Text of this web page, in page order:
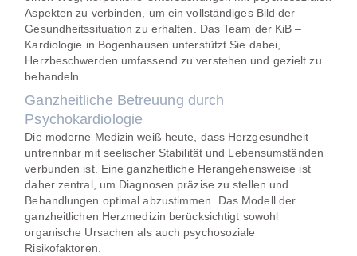
Aspekten zu verbinden, um ein vollständiges Bild der
Gesundheitssituation zu erhalten. Das Team der KiB –
Kardiologie in Bogenhausen unterstützt Sie dabei,
Herzbeschwerden umfassend zu verstehen und gezielt zu
behandeln.
Ganzheitliche Betreuung durch
Psychokardiologie
Die moderne Medizin weiß heute, dass Herzgesundheit
untrennbar mit seelischer Stabilität und Lebensumständen
verbunden ist. Eine ganzheitliche Herangehensweise ist
daher zentral, um Diagnosen präzise zu stellen und
Behandlungen optimal abzustimmen. Das Modell der
ganzheitlichen Herzmedizin berücksichtigt sowohl
organische Ursachen als auch psychosoziale
Risikofaktoren.